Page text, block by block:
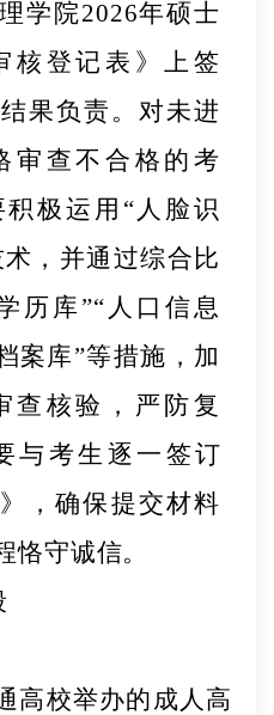
学 院2026年硕士
核登记表》上签
果负责。对未进
审查不合格的考
极运用 “人脸识
，并通过综合比
历库”“人口信息
案库”等措施，加
查核验，严防复
与考生逐一签订
，确保提交材料
恪守诚信。
高校举办的成人高